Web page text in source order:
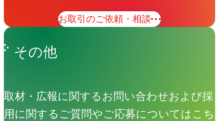
お取引のご依頼・相談
その他
取材・広報に関するお問い合わせおよび採
用に関するご質問やご応募についてはこち